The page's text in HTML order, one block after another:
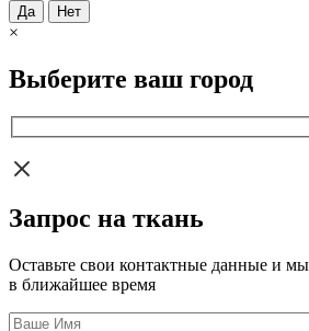
Да Нет
×
Выберите ваш город
Запрос на ткань
Оставьте свои контактные данные и
в ближайшее время